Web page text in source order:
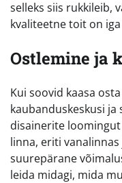
selleks siis rukkileib,
kvaliteetne toit on
Ostlemine ja
Kui soovid kaasa
kaubanduskeskusi
disainerite
linna, eriti vanalinnas
suurepärane
leida midagi, mida